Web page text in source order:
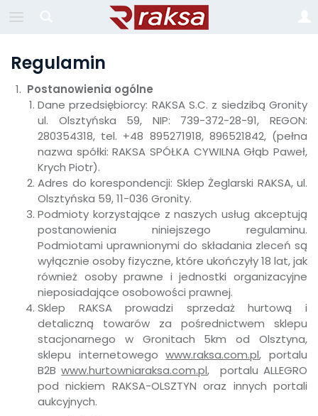
Regulamin
Postanowienia ogólne
Dane przedsiębiorcy: RAKSA S.C. z siedzibą Gronity
ul. Olsztyńska 59, NIP: 739-372-28-91, REGON:
280354318, tel. +48 895271918, 896521842, (pełna
nazwa spółki: RAKSA SPÓŁKA CYWILNA Głąb Paweł,
Krych Piotr).
Adres do korespondencji: Sklep Żeglarski RAKSA, ul.
Olsztyńska 59, 11-036 Gronity.
Podmioty korzystające z naszych usług akceptują
postanowienia niniejszego regulaminu.
Podmiotami uprawnionymi do składania zleceń są
wyłącznie osoby fizyczne, które ukończyły 18 lat, jak
również osoby prawne i jednostki organizacyjne
nieposiadające osobowości prawnej.
Sklep RAKSA prowadzi sprzedaż hurtową i
detaliczną towarów za pośrednictwem sklepu
stacjonarnego w Gronitach 5km od Olsztyna,
sklepu internetowegowww.raksa.com.pl, portalu
B2Bwww.hurtowniaraksa.com.pl, portalu ALLEGRO
pod nickiem RAKSA-OLSZTYN oraz innych portali
aukcyjnych.